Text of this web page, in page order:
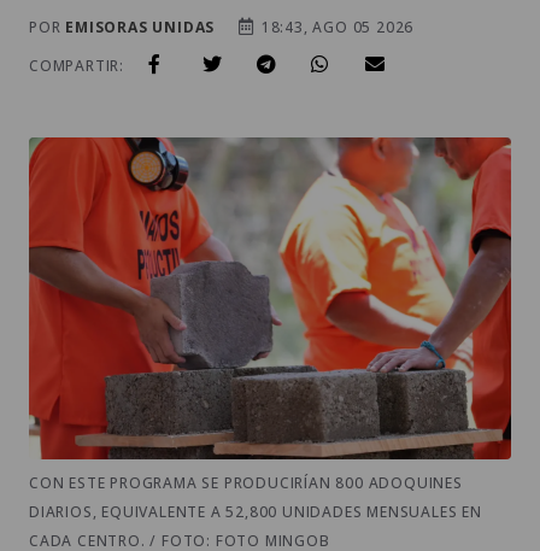
POR EMISORAS UNIDAS
18:43, AGO 05 2026
COMPARTIR:
CON ESTE PROGRAMA SE PRODUCIRÍAN 800 ADOQUINES
DIARIOS, EQUIVALENTE A 52,800 UNIDADES MENSUALES EN
CADA CENTRO. / FOTO: FOTO MINGOB